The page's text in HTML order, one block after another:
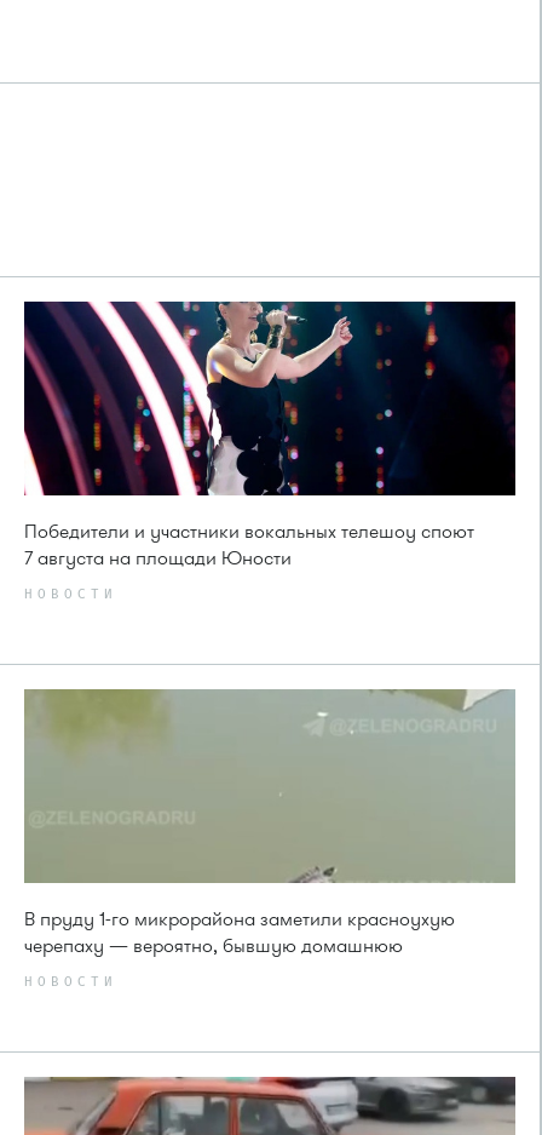
Победители и участники вокальных телешоу споют
7 августа на площади Юности
НОВОСТИ
В пруду 1-го микрорайона заметили красноухую
черепаху — вероятно, бывшую домашнюю
НОВОСТИ